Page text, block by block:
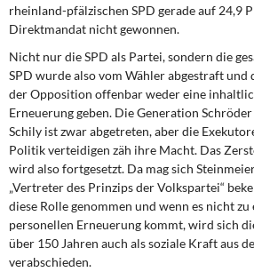
rheinland-pfälzischen SPD gerade auf 24,9
Direktmandat nicht gewonnen.
Nicht nur die SPD als Partei, sondern die
SPD wurde also vom Wähler abgestraft und
der Opposition offenbar weder eine
Erneuerung geben. Die Generation
Schily ist zwar abgetreten, aber die
Politik verteidigen zäh ihre Macht. Das
wird also fortgesetzt. Da mag sich
„Vertreter des Prinzips der Volkspartei“
diese Rolle genommen und wenn es nicht
personellen Erneuerung kommt, wird sich
über 150 Jahren auch als soziale Kraft aus
verabschieden.